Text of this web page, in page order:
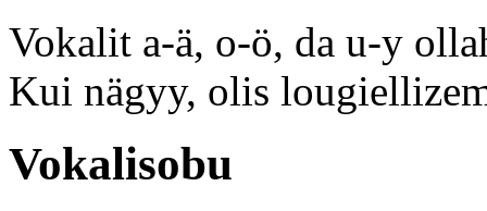
Vokalit a-ä, o-ö, da u-y
Kui nägyy, olis
Vokalisobu